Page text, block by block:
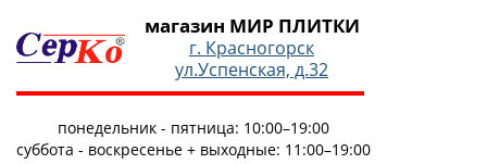
магазин МИР ПЛИТКИ
г. Красногорск
ул.Успенская, д.32
понедельник - пятница: 10:00–19:00
суббота - воскресенье + выходные: 11:00–19:00